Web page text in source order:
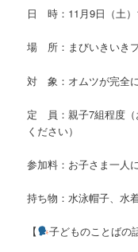
日 時：11月9日（土）
場 所：まびいきいき
対 象：オムツが完全
定 員：親子7組程度（
ください）
参加料：お子さま一人
持ち物：水泳帽子、水
【 子どものことばの